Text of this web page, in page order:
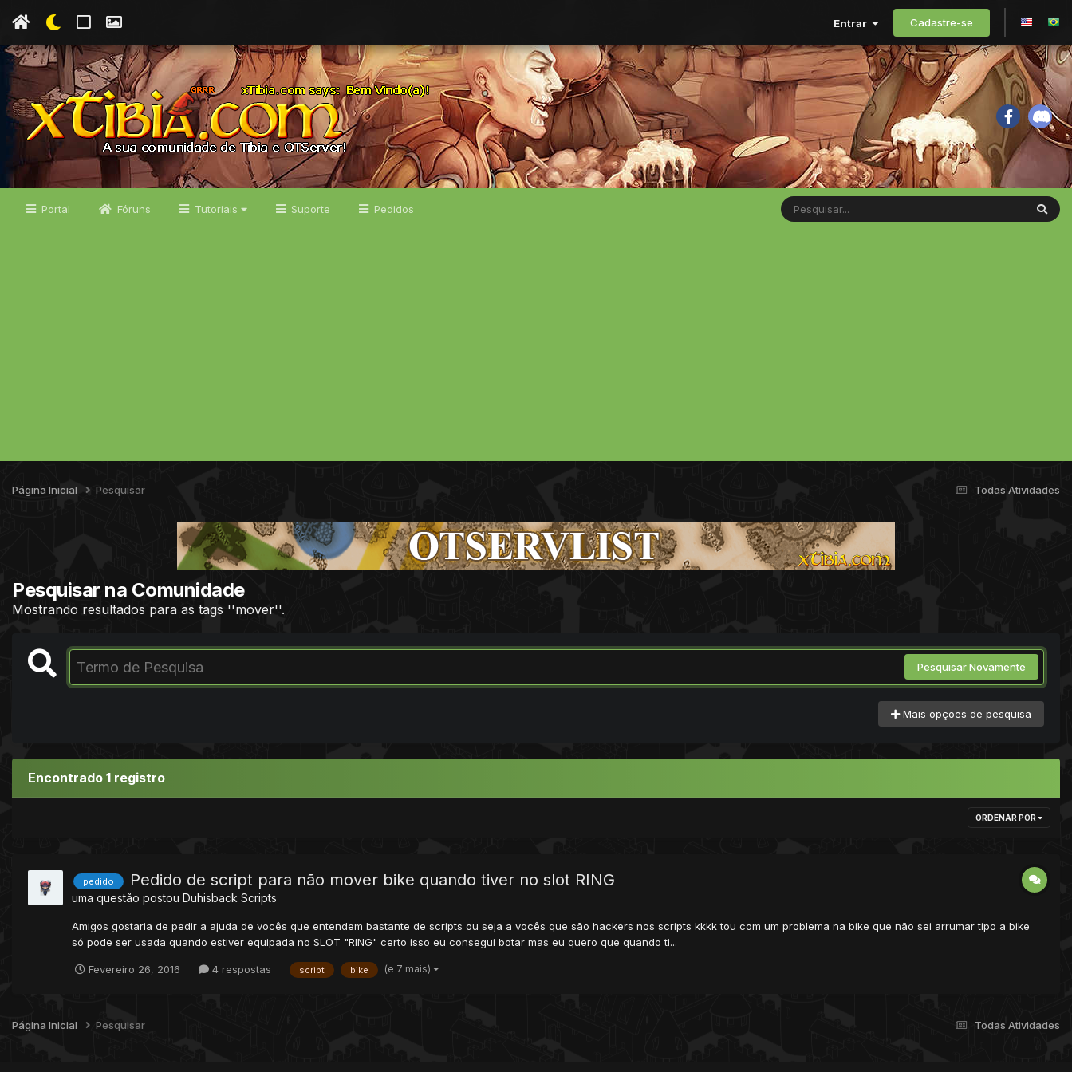
Entrar Cadastre-se
Portal Fóruns Tutoriais Suporte Pedidos
Todas Atividades
Página Inicial Pesquisar
Pesquisar na Comunidade
Mostrando resultados para as tags ''mover''.
Pesquisar Novamente
Mais opções de pesquisa
Encontrado 1 registro
ORDENAR POR
pedido Pedido de script para não mover bike quando tiver no slot RING
uma questão postou Duhisback Scripts
Amigos gostaria de pedir a ajuda de vocês que entendem bastante de scripts ou seja a vocês que são hackers nos scripts kkkk tou com um problema na bike que não sei arrumar tipo a bike
só pode ser usada quando estiver equipada no SLOT "RING" certo isso eu consegui botar mas eu quero que quando ti...
Fevereiro 26, 2016 4 respostas script bike (e 7 mais)
Todas Atividades
Página Inicial Pesquisar